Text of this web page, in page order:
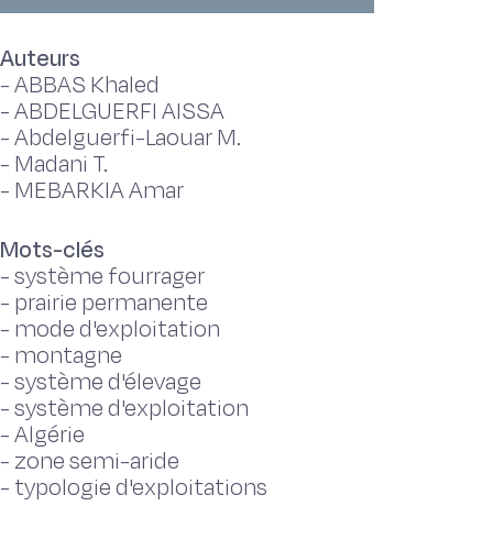
Auteurs
-ABBAS Khaled
-ABDELGUERFI AISSA
-Abdelguerfi-Laouar M.
- Madani T.
- MEBARKIA Amar
Mots-clés
-système fourrager
- prairie permanente
- mode d'exploitation
- montagne
-système d'élevage
-système d'exploitation
-Algérie
- zone semi-aride
- typologie d'exploitations